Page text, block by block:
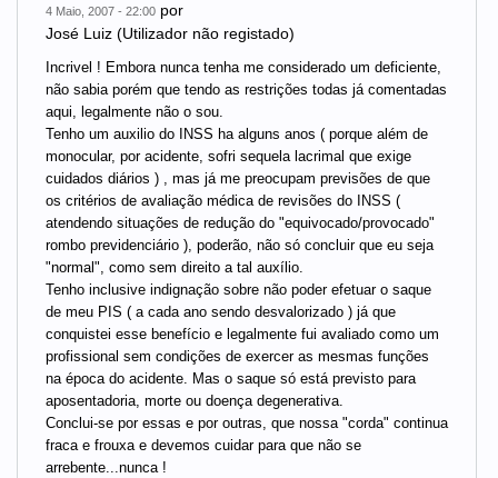
4 Maio, 2007 - 22:00 por
José Luiz (Utilizador não registado)
Incrivel ! Embora nunca tenha me considerado um deficiente,
não sabia porém que tendo as restrições todas já comentadas
aqui, legalmente não o sou.
Tenho um auxilio do INSS ha alguns anos ( porque além de
monocular, por acidente, sofri sequela lacrimal que exige
cuidados diários ) , mas já me preocupam previsões de que
os critérios de avaliação médica de revisões do INSS (
atendendo situações de redução do "equivocado/provocado"
rombo previdenciário ), poderão, não só concluir que eu seja
"normal", como sem direito a tal auxílio.
Tenho inclusive indignação sobre não poder efetuar o saque
de meu PIS ( a cada ano sendo desvalorizado ) já que
conquistei esse benefício e legalmente fui avaliado como um
profissional sem condições de exercer as mesmas funções
na época do acidente. Mas o saque só está previsto para
aposentadoria, morte ou doença degenerativa.
Conclui-se por essas e por outras, que nossa "corda" continua
fraca e frouxa e devemos cuidar para que não se
arrebente...nunca !